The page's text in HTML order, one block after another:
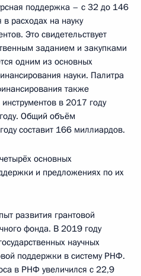
поддержка – с 32 до 146
расходах на науку
Это свидетельствует
заданием и закупками
одним из основных
науки. Палитра
также
в 2017 году
Общий объём
составит 166 миллиардов.
основных
и предложениях по их
развития грантовой
фонда. В 2019 году
научных
поддержки в систему РНФ.
в РНФ увеличился с 22,9